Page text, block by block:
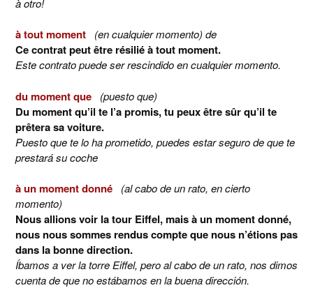
à tout moment (en cualquier momento) de
Ce contrat peut être résilié à tout moment.
Este contrato puede ser rescindido en cualquier momento.
du moment que (puesto que)
Du moment qu’il te l’a promis, tu peux être sûr qu’il te
prêtera sa voiture.
Puesto que te lo ha prometido, puedes estar seguro de que te
prestará su coche
à un moment donné (al cabo de un rato, en cierto
momento)
Nous allions voir la tour Eiffel, mais à un moment donné,
nous nous sommes rendus compte que nous n’étions pas
dans la bonne direction.
Íbamos a ver la torre Eiffel, pero al cabo de un rato, nos dimos
cuenta de que no estábamos en la buena dirección.